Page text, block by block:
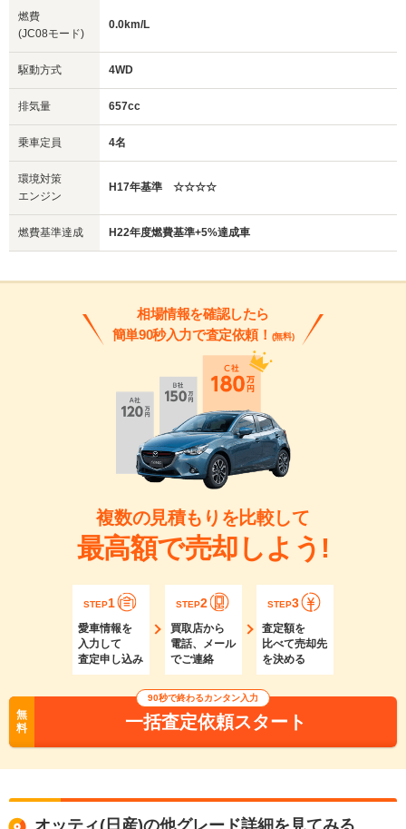
燃費
(JC08モード)
0.0km/L
駆動方式 4WD
排気量 657cc
乗車定員 4名
環境対策
エンジン
H17年基準 ☆☆☆☆
燃費基準達成 H22年度燃費基準+5%達成車
相場情報を確認したら
簡単90秒入力で査定依頼！ (無料)
複数の見積もりを比較して
最高額で売却しよう!
STEP1
愛車情報を
入力して
査定申し込み
STEP2
買取店から
電話、メール
でご連絡
STEP3
査定額を
比べて売却先
を決める
無
料
90秒で終わるカンタン入力
一括査定依頼スタート
オッティ(日産)の他グレード詳細を見てみる